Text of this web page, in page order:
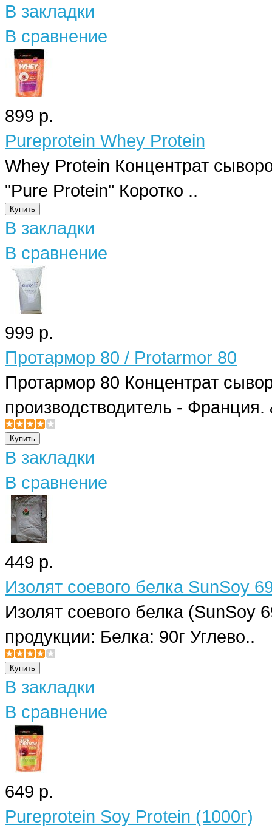
В закладки
В сравнение
899 р.
Pureprotein Whey Protein
Whey Protein Концентрат
"Pure Protein" Коротко ..
В закладки
В сравнение
999 р.
Протармор 80 / Protarmor 80
Протармор 80 Концентрат
производстводитель - Франция.
В закладки
В сравнение
449 р.
Изолят соевого белка SunSoy
Изолят соевого белка (SunSoy
продукции: Белка: 90г Углево..
В закладки
В сравнение
649 р.
Pureprotein Soy Protein (1000г)